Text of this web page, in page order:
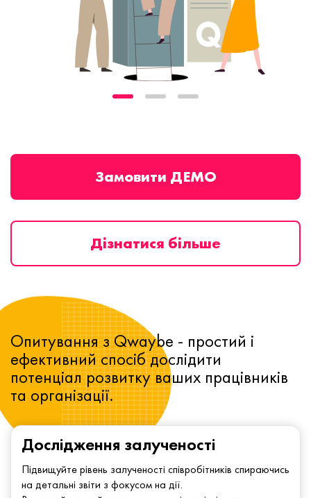
Замовити ДЕМО
Дізнатися більше
Дослідження залученості
Підвищуйте рівень залученості співробітників спираючись
на детальні звіти з фокусом на дії.
Опитування з Qwaybe - простий і
ефективний спосіб дослідити
потенціал розвитку ваших працівників
та організації.